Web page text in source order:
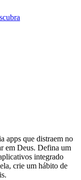
apps que distraem no
em Deus. Defina um
integrado
crie um hábito de